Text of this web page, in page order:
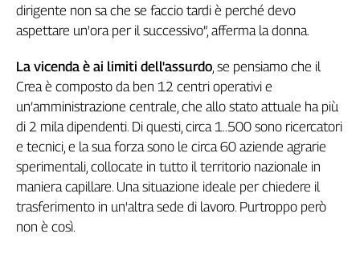
Work
in
L'Italia
nel
Lavoro
Territori
Abruzzo-
Molise
Alto
Adige
dirigente non sa che se faccio tardi è perché devo
aspettare un'ora per il successivo”, afferma la donna.
La vicenda è ai limiti dell'assurdo, se pensiamo che il
Crea è composto da ben 12 centri operativi e
un’amministrazione centrale, che allo stato attuale ha più
di 2 mila dipendenti. Di questi, circa 1..500 sono ricercatori
e tecnici, e la sua forza sono le circa 60 aziende agrarie
sperimentali, collocate in tutto il territorio nazionale in
maniera capillare. Una situazione ideale per chiedere il
trasferimento in un'altra sede di lavoro. Purtroppo però
non è così.